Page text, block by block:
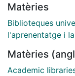
la Universidad de
espacios, la
Matèries
Biblioteques
l'aprenentatge i
Matèries
Academic